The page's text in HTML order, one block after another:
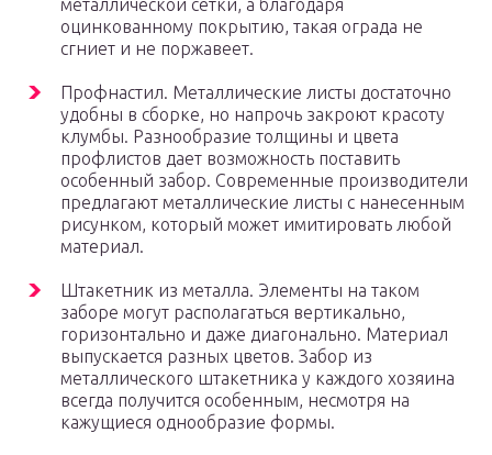
металлической сетки, а благодаря
оцинкованному покрытию, такая ограда не
сгниет и не поржавеет.
Профнастил. Металлические листы достаточно
удобны в сборке, но напрочь закроют красоту
клумбы. Разнообразие толщины и цвета
профлистов дает возможность поставить
особенный забор. Современные производители
предлагают металлические листы с нанесенным
рисунком, который может имитировать любой
материал.
Штакетник из металла. Элементы на таком
заборе могут располагаться вертикально,
горизонтально и даже диагонально. Материал
выпускается разных цветов. Забор из
металлического штакетника у каждого хозяина
всегда получится особенным, несмотря на
кажущиеся однообразие формы.